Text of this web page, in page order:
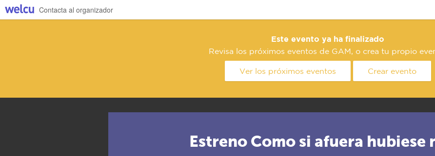
Contacta al organizador
Este evento ya ha finalizado
Revisa los próximos eventos de GAM, o crea tu propio
Ver los próximos eventos Crear evento
Estreno Como si afuera hubiese